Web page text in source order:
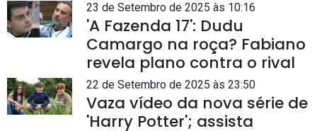
23 de Setembro de 2025 às 10:16
'A Fazenda 17': Dudu
Camargo na roça? Fabiano
revela plano contra o rival
22 de Setembro de 2025 às 23:50
Vaza vídeo da nova série de
'Harry Potter'; assista